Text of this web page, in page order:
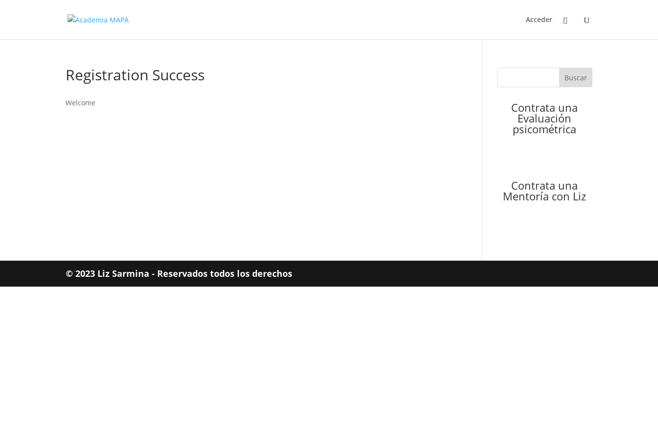
Acceder
Registration Success
Welcome
Buscar
Contrata una
Evaluación
psicométrica
Contrata una
Mentoría con Liz
© 2023 Liz Sarmina - Reservados todos los derechos